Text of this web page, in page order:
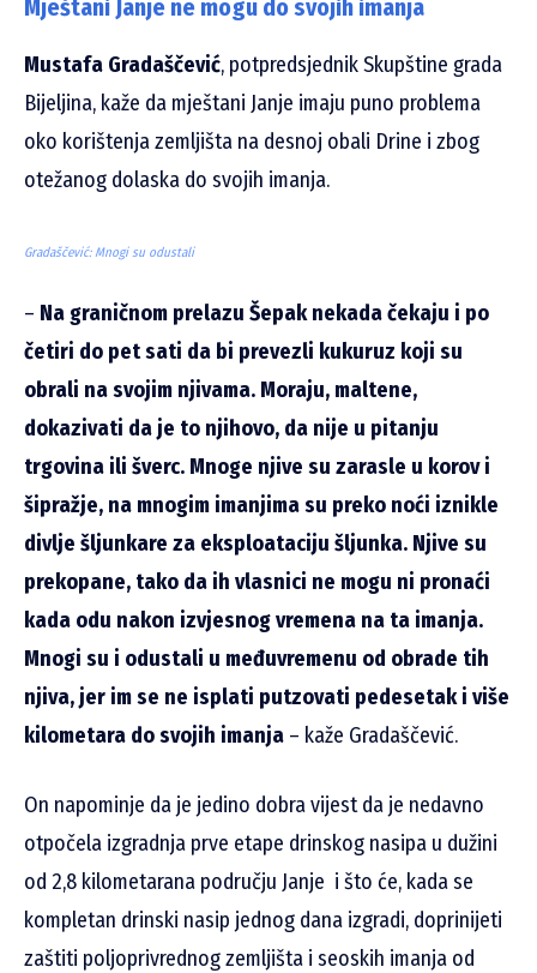
Mještani Janje ne mogu do svojih imanja
Mustafa Gradaščević, potpredsjednik Skupštine grada
Bijeljina, kaže da mještani Janje imaju puno problema
oko korištenja zemljišta na desnoj obali Drine i zbog
otežanog dolaska do svojih imanja.
Gradaščević: Mnogi su odustali
– Na graničnom prelazu Šepak nekada čekaju i po
četiri do pet sati da bi prevezli kukuruz koji su
obrali na svojim njivama. Moraju, maltene,
dokazivati da je to njihovo, da nije u pitanju
trgovina ili šverc. Mnoge njive su zarasle u korov i
šipražje, na mnogim imanjima su preko noći iznikle
divlje šljunkare za eksploataciju šljunka. Njive su
prekopane, tako da ih vlasnici ne mogu ni pronaći
kada odu nakon izvjesnog vremena na ta imanja.
Mnogi su i odustali u međuvremenu od obrade tih
njiva, jer im se ne isplati putzovati pedesetak i više
kilometara do svojih imanja – kaže Gradaščević.
On napominje da je jedino dobra vijest da je nedavno
otpočela izgradnja prve etape drinskog nasipa u dužini
od 2,8 kilometarana području Janje i što će, kada se
kompletan drinski nasip jednog dana izgradi, doprinijeti
zaštiti poljoprivrednog zemljišta i seoskih imanja od